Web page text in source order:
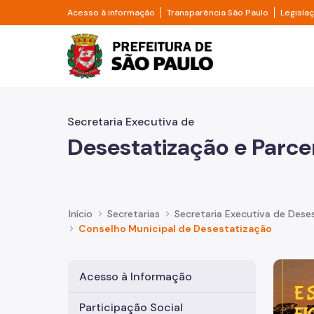
Pular para o Conteúdo principal
Acesso à informação Divisor de acesso à informação
Transparência São Paulo Divisor
Prefeitura de São
Secretaria Executiva de
Desestatização e
Início Secretarias Secretaria Executiva de
Conselho Municipal de Desestatização
Acesso à Informação
Participação Social